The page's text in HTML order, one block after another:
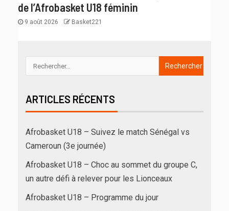
de l’Afrobasket U18 féminin
9 août 2026 Basket221
ARTICLES RÉCENTS
Afrobasket U18 – Suivez le match Sénégal vs
Cameroun (3e journée)
Afrobasket U18 – Choc au sommet du groupe C,
un autre défi à relever pour les Lionceaux
Afrobasket U18 – Programme du jour